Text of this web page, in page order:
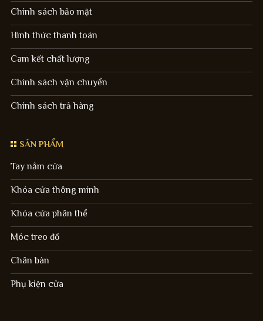
Chính sách bảo mật
Hình thức thanh toán
Cam kết chất lượng
Chính sách vận chuyển
Chính sách trả hàng
SẢN PHẨM
Tay nắm cửa
Khóa cửa thông minh
Khóa cửa phân thể
Móc treo đồ
Chân bàn
Phụ kiện cửa